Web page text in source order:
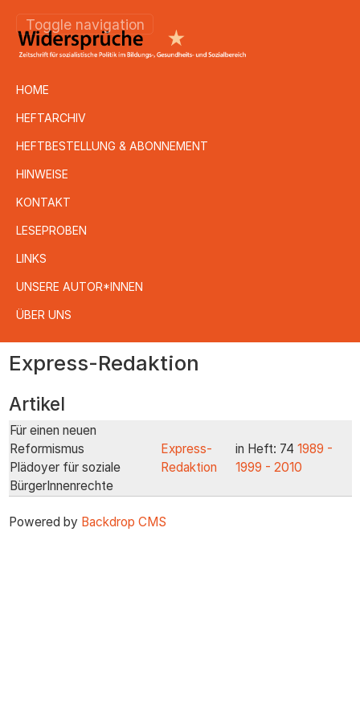
Toggle navigation
HOME
HEFTARCHIV
HEFTBESTELLUNG & ABONNEMENT
HINWEISE
KONTAKT
LESEPROBEN
LINKS
UNSERE AUTOR*INNEN
ÜBER UNS
zum
Express-Redaktion
Artikel
Für einen neuen
Reformismus
Plädoyer für soziale
BürgerInnenrechte
Express-
Redaktion
in Heft: 74 1989 -
1999 - 2010
Powered by Backdrop CMS